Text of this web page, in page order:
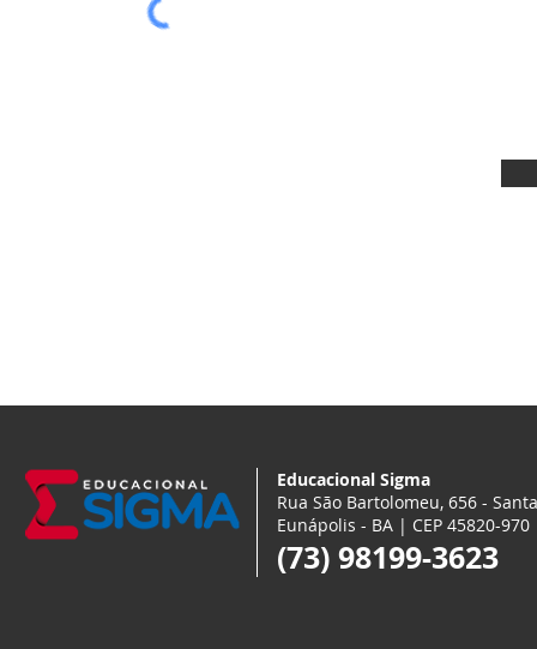
Educacional Sigma
Rua São Bartolomeu, 656 -
Eunápolis - BA | CEP 45820-970
(73) 98199-3623